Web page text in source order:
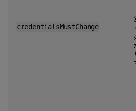
credentialsMustChange